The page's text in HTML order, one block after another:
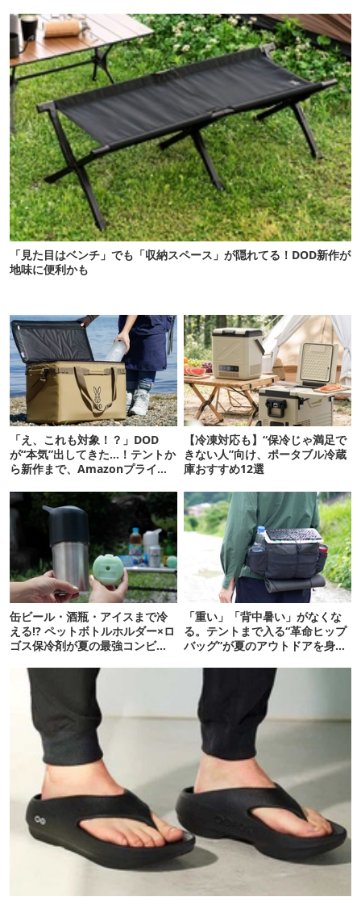
「見た目はベンチ」でも「収納スペース」が隠れてる！DOD新作が
地味に便利かも
「え、これも対象！？」DOD
が“本気”出してきた…！テントか
ら新作まで、Amazonプライム
【冷凍対応も】“保冷じゃ満足で
きない人”向け、ポータブル冷蔵
庫おすすめ12選
缶ビール・酒瓶・アイスまで冷
える!? ペットボトルホルダー×ロ
ゴス保冷剤が夏の最強コンビだ
「重い」「背中暑い」がなくな
る。テントまで入る“革命ヒップ
バッグ”が夏のアウトドアを身軽